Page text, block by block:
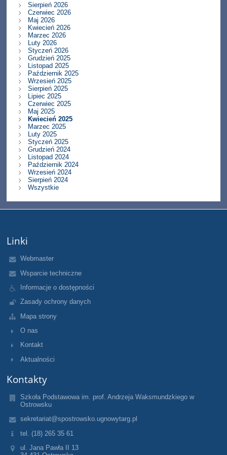
Sierpień 2026
Czerwiec 2026
Maj 2026
Kwiecień 2026
Marzec 2026
Luty 2026
Styczeń 2026
Grudzień 2025
Listopad 2025
Październik 2025
Wrzesień 2025
Sierpień 2025
Lipiec 2025
Czerwiec 2025
Maj 2025
Kwiecień 2025
Marzec 2025
Luty 2025
Styczeń 2025
Grudzień 2024
Listopad 2024
Październik 2024
Wrzesień 2024
Sierpień 2024
Wszystkie
Linki
Webmaster
Wsparcie techniczne
Informacje o dostępności
Zasady ochrony danych
Mapa strony
O nas
Kontakt
Aktualności
Kontakty
Szkoła Podstawowa im. prof. Andrzeja Waksmundzkiego w
Ostrowsku
sekretariat@spostrowsko.ugnowytarg.pl
tel. (18) 265 35 61
ul. Jana Pawła II 13